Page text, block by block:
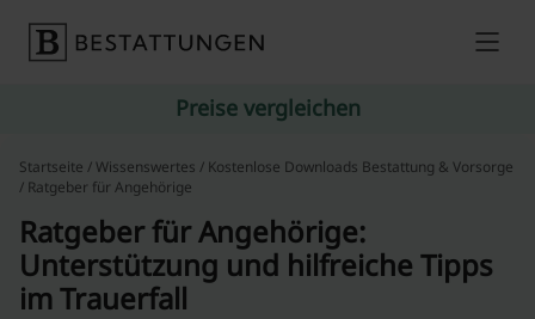
Preise vergleichen
Startseite /Wissenswertes / Kostenlose Downloads Bestattung & Vorsorge
/ Ratgeber für Angehörige
Ratgeber für Angehörige:
Unterstützung und hilfreiche Tipps
im Trauerfall